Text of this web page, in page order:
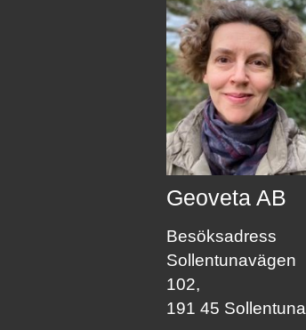
Geoveta AB
Besöksadress
Sollentunavägen
102,
191 45 Sollentuna